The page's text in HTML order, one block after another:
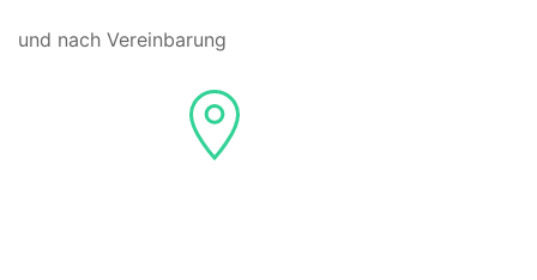
und nach Vereinbarung